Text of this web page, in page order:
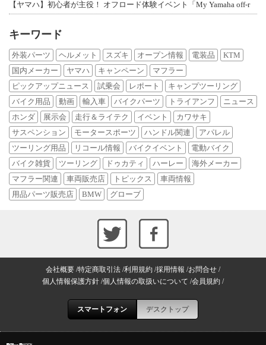
【ヤマハ】初心者が主役！ オフロード体験イベント「My Yamaha off-r
キーワード
外装パーツ ヘルメット スズキ オープン情報 電装品
KTM
国内メーカー
ヤマハ キャンペーン
マフラー
ピックアップニュース
試乗会 レポート
キャンプツーリング
バイク用品
動画 輸入車 バイクパーツ トライアンフ
ニュース
ホンダ
展示会 走行＆ライテク イベント
カワサキ
サスペンション
モータースポーツ ハンドル関連
アパレル
ツーリング用品
リコール情報 バイクイベント
電動バイク
バイク雑貨
ツーリング ドゥカティ ハーレー
海外メーカー
マフラー関連
車両販売店 トピックス
車両情報
用品パーツ販売店
BMW グローブ
会社概要 特定商取引法 利用規約 採用情報 お問合せ
個人情報保護方針 個人情報の取扱いについて 会員規約
スマートフォン デスクトップ